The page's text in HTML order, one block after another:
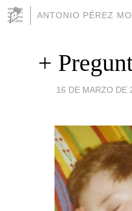
ANTONIO PÉREZ
+
16 DE MARZO DE